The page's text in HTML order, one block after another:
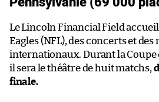
Le Lincoln Financial Field
Eagles (NFL), des concerts et
internationaux. Durant la Coupe
il sera le théâtre de huit matchs,
finale.